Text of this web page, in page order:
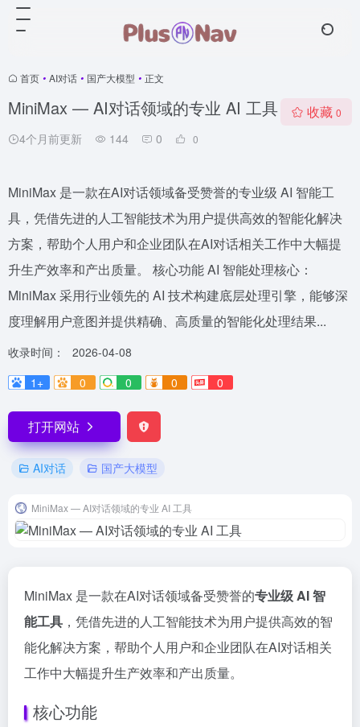
首页 • AI对话 • 国产大模型 • 正文
MiniMax — AI对话领域的专业 AI 工具
4个月前更新 144 0 0
收藏 0
MiniMax 是一款在AI对话领域备受赞誉的专业级 AI 智能工
具，凭借先进的人工智能技术为用户提供高效的智能化解决
方案，帮助个人用户和企业团队在AI对话相关工作中大幅提
升生产效率和产出质量。 核心功能 AI 智能处理核心：
MiniMax 采用行业领先的 AI 技术构建底层处理引擎，能够深
度理解用户意图并提供精确、高质量的智能化处理结果...
收录时间：
2026-04-08
1+
0 0 0 0
打开网站
AI对话 国产大模型
MiniMax — AI对话领域的专业 AI 工具
MiniMax 是一款在AI对话领域备受赞誉的专业级 AI 智
能工具 ，凭借先进的人工智能技术为用户提供高效的智
能化解决方案，帮助个人用户和企业团队在AI对话相关
工作中大幅提升生产效率和产出质量。
核心功能